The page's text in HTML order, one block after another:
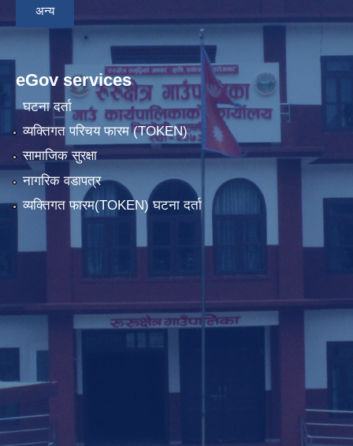
अन्य
eGov services
घटना दर्ता
व्यक्तिगत परिचय फारम (TOKEN)
सामाजिक सुरक्षा
नागरिक वडापत्र
व्यक्तिगत फारम(TOKEN) घटना दर्ता